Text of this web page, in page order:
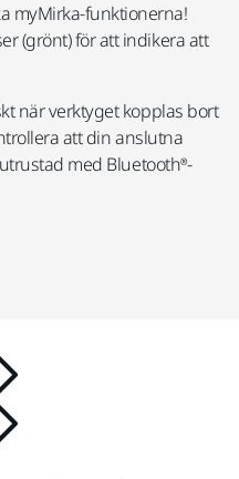
myMirka-funktionerna!
(grönt) för att indikera att
när verktyget kopplas bort
att din anslutna
med Bluetooth®-